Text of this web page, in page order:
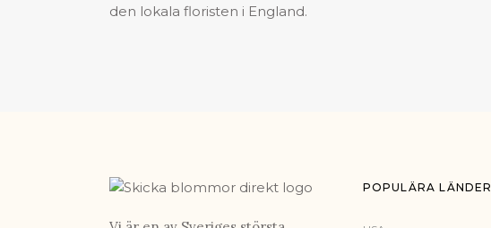
den lokala floristen i England.
POPULÄRA LÄNDER